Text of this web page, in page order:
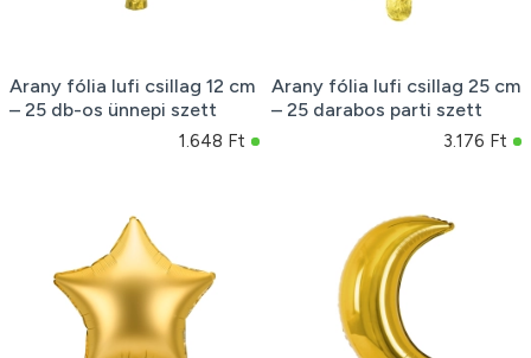
Arany fólia lufi csillag 12 cm
– 25 db-os ünnepi szett
1.648 Ft
Arany fólia lufi csillag 25 cm
– 25 darabos parti szett
3.176 Ft